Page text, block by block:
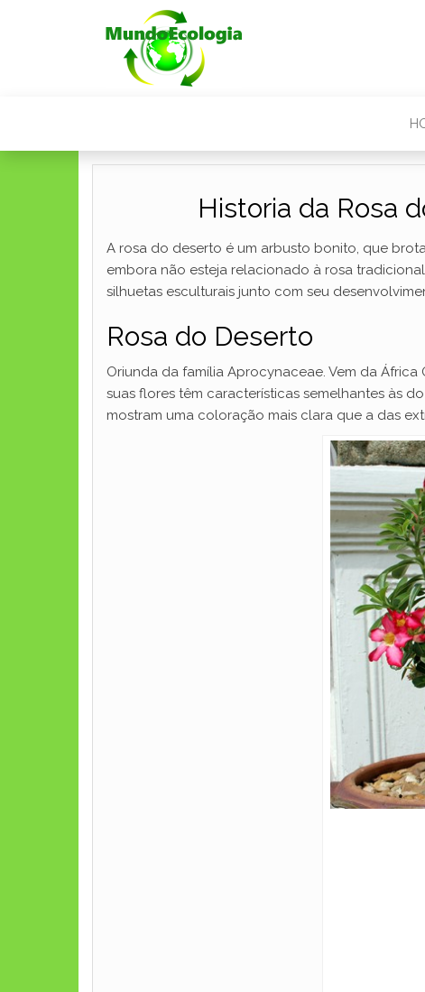
Historia da Rosa
A rosa do deserto é um arbusto bonito, que
embora não esteja relacionado à rosa
silhuetas esculturais junto com seu
Rosa do Deserto
Oriunda da família Aprocynaceae. Vem da
suas flores têm características semelhantes às
mostram uma coloração mais clara que a das